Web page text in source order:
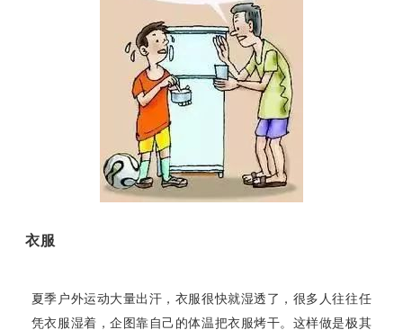
衣服
夏季户外运动大量出汗，衣服很快就湿透了，很多人往往任
凭衣服湿着，企图靠自己的体温把衣服烤干。这样做是极其